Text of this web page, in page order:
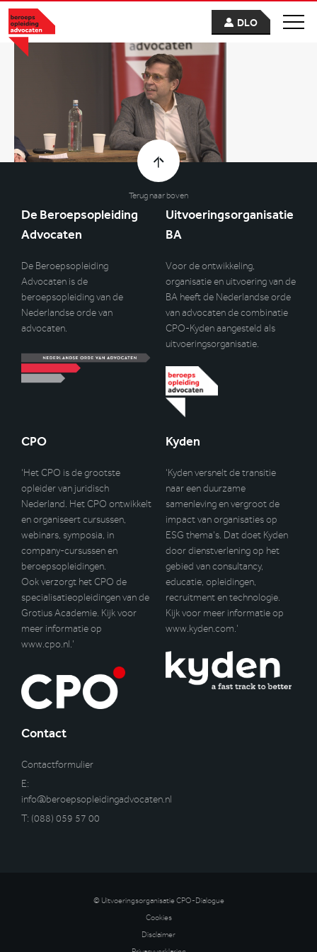
DLO
Terug naar boven
De Beroepsopleiding
Advocaten
De Beroepsopleiding
Advocaten is de
beroepsopleiding van de
Nederlandse orde van
advocaten.
Uitvoeringsorganisatie
BA
Voor de ontwikkeling,
organisatie en uitvoering van de
BA heeft de Nederlandse orde
van advocaten de combinatie
CPO-Kyden aangesteld als
uitvoeringsorganisatie.
CPO
‘Het CPO is de grootste
opleider van juridisch
Nederland. Het CPO ontwikkelt
en organiseert cursussen,
webinars, symposia, in
company-cursussen en
beroepsopleidingen.
Ook verzorgt het CPO de
specialisatieopleidingen van de
Grotius Academie. Kijk voor
meer informatie op
www.cpo.nl.’
Kyden
‘Kyden versnelt de transitie
naar een duurzame
samenleving en vergroot de
impact van organisaties op
ESG thema’s. Dat doet Kyden
door dienstverlening op het
gebied van consultancy,
educatie, opleidingen,
recruitment en technologie.
Kijk voor meer informatie op
www.kyden.com.’
Contact
Contactformulier
E:
info@beroepsopleidingadvocaten.nl
T: (088) 059 57 00
© Uitvoeringsorganisatie CPO-Dialogue
Cookies
Disclaimer